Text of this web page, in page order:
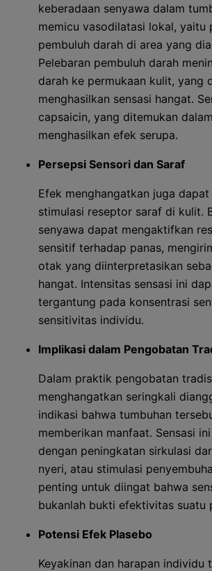
keberadaan senyawa dalam
memicu vasodilatasi lokal, yaitu
pembuluh darah di area yang
Pelebaran pembuluh darah
darah ke permukaan kulit, yang
menghasilkan sensasi hangat.
capsaicin, yang ditemukan
menghasilkan efek serupa.
Persepsi Sensori dan Saraf
Efek menghangatkan juga
stimulasi reseptor saraf di kulit.
senyawa dapat mengaktifkan
sensitif terhadap panas,
otak yang diinterpretasikan
hangat. Intensitas sensasi ini
tergantung pada konsentrasi
sensitivitas individu.
Implikasi dalam Pengobatan
Dalam praktik pengobatan
menghangatkan seringkali
indikasi bahwa tumbuhan
memberikan manfaat. Sensasi
dengan peningkatan sirkulasi
nyeri, atau stimulasi
penting untuk diingat bahwa
bukanlah bukti efektivitas suatu
Potensi Efek Plasebo
Keyakinan dan harapan individu